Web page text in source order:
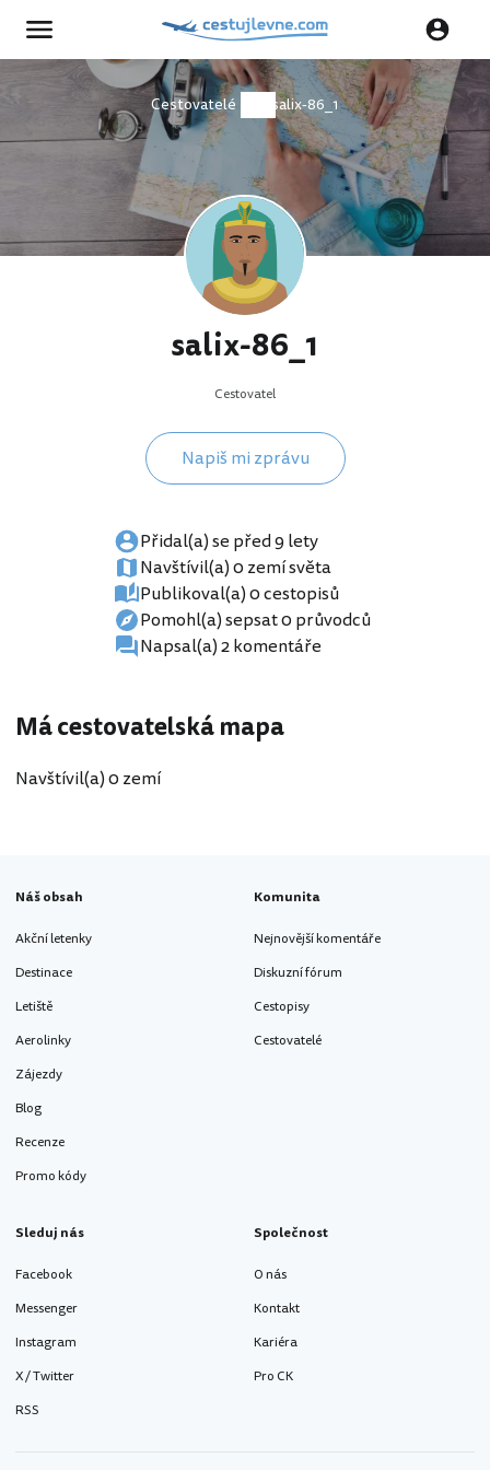
Cestovatelé salix-86_1
salix-86_1
Cestovatel
Napiš mi zprávu
Přidal(a) se před 9 lety
Navštívil(a) 0 zemí světa
Publikoval(a) 0 cestopisů
Pomohl(a) sepsat 0 průvodců
Napsal(a) 2 komentáře
Má cestovatelská mapa
Navštívil(a) 0 zemí
Náš obsah
Akční letenky
Destinace
Letiště
Aerolinky
Zájezdy
Blog
Recenze
Promo kódy
Komunita
Nejnovější komentáře
Diskuzní fórum
Cestopisy
Cestovatelé
Sleduj nás
Facebook
Messenger
Instagram
X / Twitter
RSS
Společnost
O nás
Kontakt
Kariéra
Pro CK